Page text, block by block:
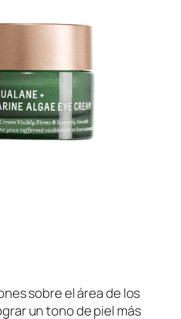
sobre el área de los
un tono de piel más